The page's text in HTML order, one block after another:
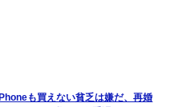
も買えない貧乏は嫌だ、再婚